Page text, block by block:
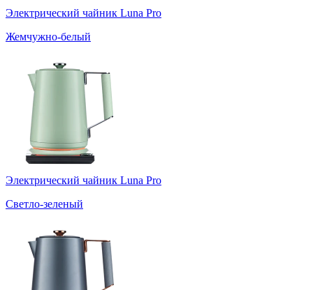
Электрический чайник Luna Pro
Жемчужно-белый
Электрический чайник Luna Pro
Светло-зеленый